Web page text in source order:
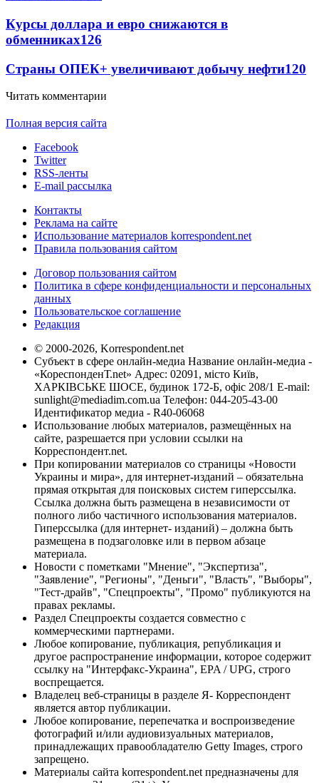
Курсы доллара и евро снижаются в
обменниках126
Страны ОПЕК+ увеличивают добычу нефти120
Читать комментарии
Полная версия сайта
Facebook
Twitter
RSS-ленты
E-mail рассылка
Контакты
Реклама на сайте
Использование материалов korrespondent.net
Правила пользования сайтом
Договор пользования сайтом
Политика в сфере конфиденциальности и персональных
данных
Пользовательское соглашение
Редакция
© 2000-2026, Korrespondent.net
Субъект в сфере онлайн-медиа Название онлайн-медиа -
«КореспонденТ.net» Адрес: 02091, місто Київ,
ХАРКІВСЬКЕ ШОСЕ, будинок 172-Б, офіс 208/1 E-mail:
sunlight@mediadim.com.ua Телефон: 044-205-43-00
Идентификатор медиа - R40-06068
Использование любых материалов, размещённых на
сайте, разрешается при условии ссылки на
Корреспондент.net.
При копировании материалов со страницы «Новости
Украины и мира», для интернет-изданий – обязательна
прямая открытая для поисковых систем гиперссылка.
Ссылка должна быть размещена в независимости от
полного либо частичного использования материалов.
Гиперссылка (для интернет- изданий) – должна быть
размещена в подзаголовке или в первом абзаце
материала.
Новости с пометками "Мнение", "Экспертиза",
"Заявление", "Регионы", "Деньги", "Власть", "Выборы",
"Тест-драйв", "Спецпроекты", "Промо" публикуются на
правах рекламы.
Раздел Спецпроекты создается совместно с
коммерческими партнерами.
Любое копирование, публикация, републикация и
другое распространение информации, которое содержит
ссылку на "Интерфакс-Украина", EPA / UPG, строго
воспрещается.
Владелец веб-страницы в разделе Я- Корреспондент
является автор публикации.
Любое копирование, перепечатка и воспроизведение
фотографий и/или аудиовизуальных материалов,
принадлежащих правообладателю Getty Images, строго
запрещено.
Материалы сайта korrespondent.net предназначены для